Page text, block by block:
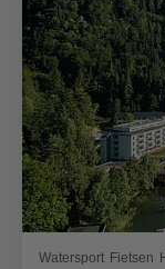
Watersport Fietsen